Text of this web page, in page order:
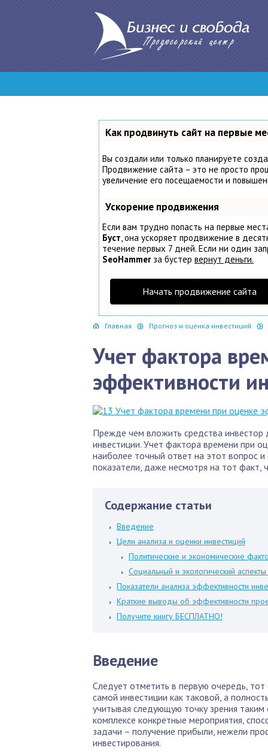
Как продвинуть сайт на первые
Вы создали или только планируете
Продвижение сайта – это не просто
увеличение его посещаемости и
Ускорение продвижения
Если вам трудно попасть на первые
Буст, она ускоряет продвижение в
течение первых 7 дней. Если ни один
SeoHammerза бустер вернут деньги.
Начать продвижение сайта
Главная Прогноз и оценка инвестиций
Учет фактора
эффективности
Прежде чем вложить средства
инвестиции. Учет фактора времени при
наиболее точный ответ на этот вопрос
показатели, даже несмотря на тот факт,
Содержание статьи
Введение
Цели анализа и оценки инвестиций
Политические и экономические
Социальный и экологический
Показатели анализа эффективности
Краткие выводы об эффективности
Получите книгу БЕСПЛАТНО!
Введение
Следует отметить в первую очередь,
самой инвестиции как таковой, а
учитывая следующую точку зрения
комплексе конкретные мероприятия,
задачи – получение прибыли, нежели
инвестирования.